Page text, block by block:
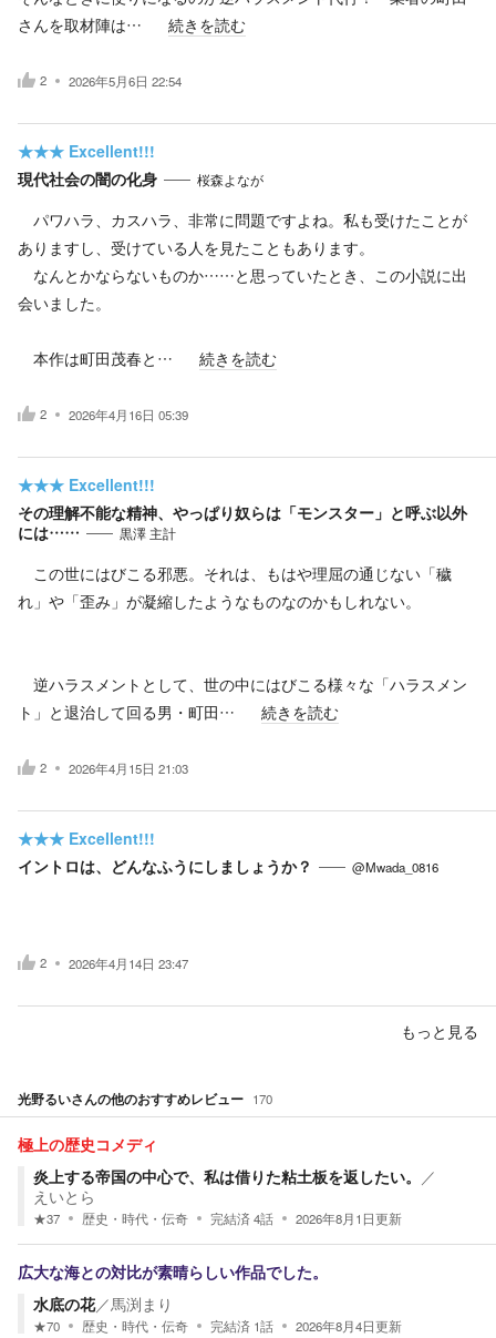
さんを取材陣は…
続きを読む
2 2026年5月6日 22:54
★★★ Excellent!!!
現代社会の闇の化身
桜森よなが
パワハラ、カスハラ、非常に問題ですよね。私も受けたことが
ありますし、受けている人を見たこともあります。
なんとかならないものか……と思っていたとき、この小説に出
会いました。
本作は町田茂春と… 続きを読む
2 2026年4月16日 05:39
★★★ Excellent!!!
その理解不能な精神、やっぱり奴らは「モンスター」と呼ぶ以外
には……
黒澤 主計
この世にはびこる邪悪。それは、もはや理屈の通じない「穢
れ」や「歪み」が凝縮したようなものなのかもしれない。
逆ハラスメントとして、世の中にはびこる様々な「ハラスメン
ト」と退治して回る男・町田…
続きを読む
2 2026年4月15日 21:03
★★★ Excellent!!!
イントロは、どんなふうにしましょうか？
@Mwada_0816
2 2026年4月14日 23:47
もっと見る
光野るいさんの他のおすすめレビュー 170
極上の歴史コメディ
炎上する帝国の中心で、私は借りた粘土板を返したい。 ／
えいとら
★37 歴史・時代・伝奇 完結済4話 2026年8月1日更新
広大な海との対比が素晴らしい作品でした。
水底の花／馬渕まり
★70 歴史・時代・伝奇 完結済 1話 2026年8月4日更新